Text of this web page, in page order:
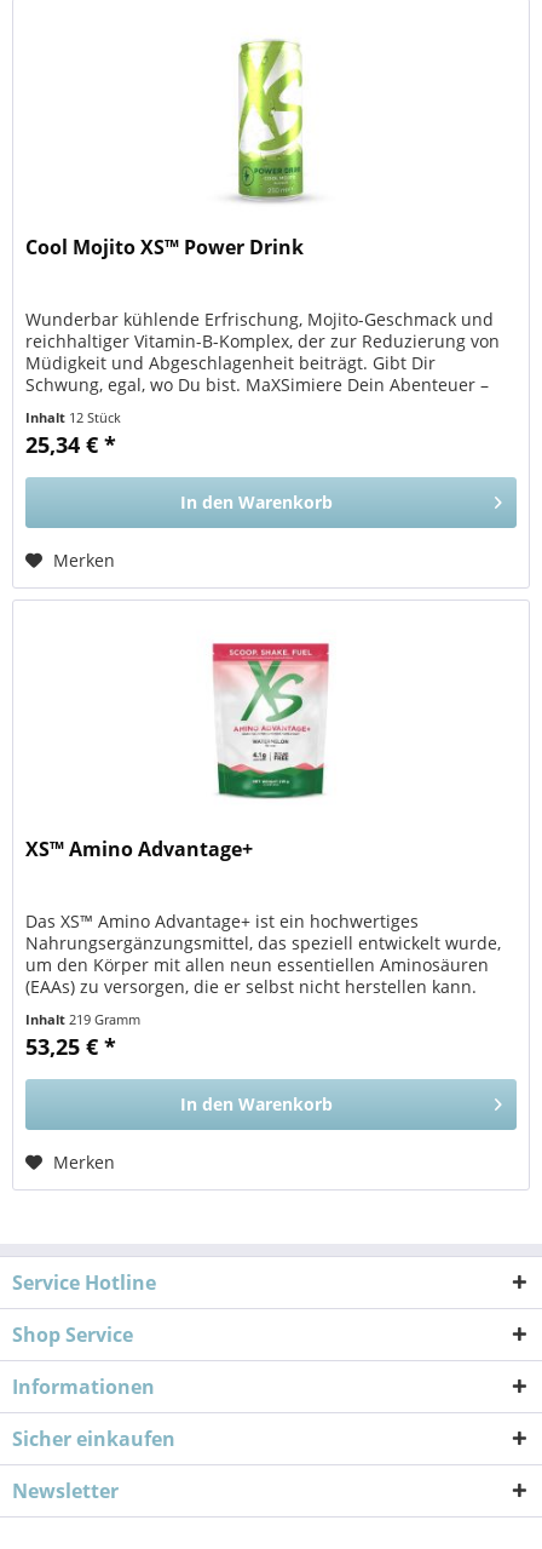
Cool Mojito XS™ Power Drink
Wunderbar kühlende Erfrischung, Mojito-Geschmack und
reichhaltiger Vitamin-B-Komplex, der zur Reduzierung von
Müdigkeit und Abgeschlagenheit beiträgt. Gibt Dir
Schwung, egal, wo Du bist. MaXSimiere Dein Abenteuer –
Inhalt 12 Stück
25,34 € *
In den Warenkorb
Merken
XS™ Amino Advantage+
Das XS™ Amino Advantage+ ist ein hochwertiges
Nahrungsergänzungsmittel, das speziell entwickelt wurde,
um den Körper mit allen neun essentiellen Aminosäuren
(EAAs) zu versorgen, die er selbst nicht herstellen kann.
Inhalt 219 Gramm
53,25 € *
In den Warenkorb
Merken
Service Hotline
Shop Service
Informationen
Sicher einkaufen
Newsletter